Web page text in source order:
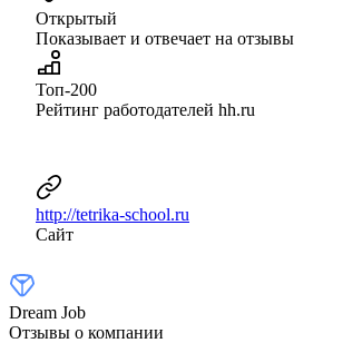
Открытый
Показывает и отвечает на отзывы
Топ-200
Рейтинг работодателей hh.ru
http://tetrika-school.ru
Сайт
Dream Job
Отзывы о компании